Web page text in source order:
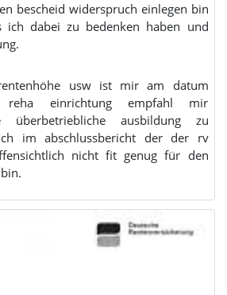
bescheid widerspruch einlegen bin
ich dabei zu bedenken haben und
usw ist mir am datum
reha einrichtung empfahl mir
überbetriebliche ausbildung zu
im abschlussbericht der der rv
nicht fit genug für den